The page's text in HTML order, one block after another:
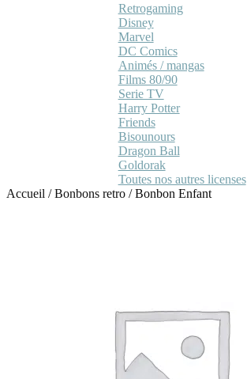
Retrogaming
Disney
Marvel
DC Comics
Animés / mangas
Films 80/90
Serie TV
Harry Potter
Friends
Bisounours
Dragon Ball
Goldorak
Toutes nos autres licenses
Accueil /Bonbons retro /Bonbon Enfant